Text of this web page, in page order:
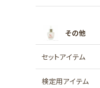
その他
セットアイテム
検定用アイテム